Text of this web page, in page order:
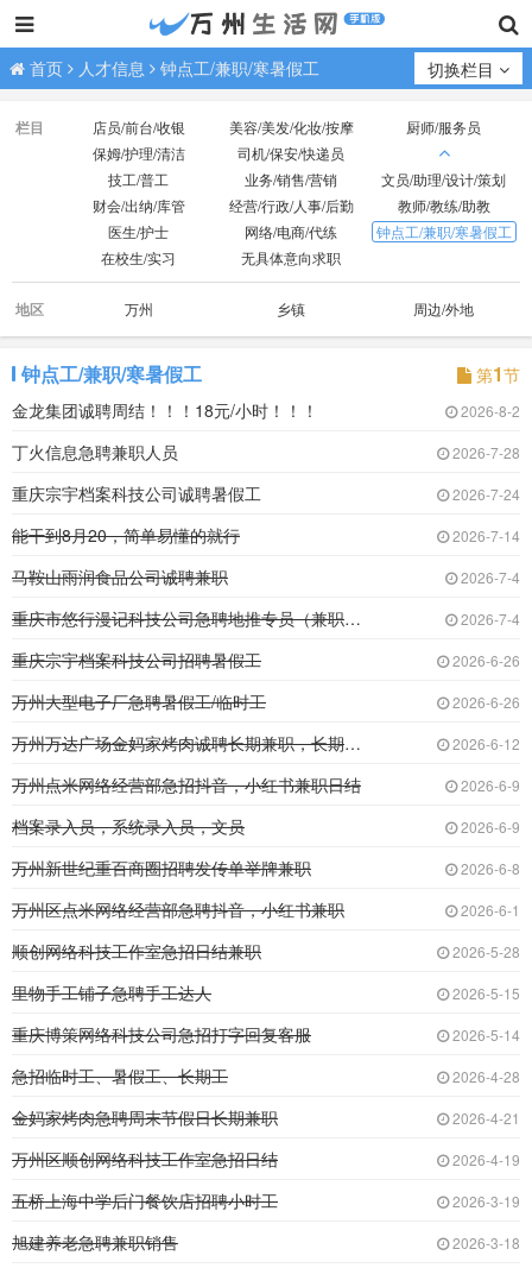
首页 人才信息 钟点工/兼职/寒暑假工 切换栏目
栏目 店员/前台/收银 美容/美发/化妆/按摩
厨师/服务员
保姆/护理/清洁
司机/保安/快递员
技工/普工
业务/销售/营销
文员/助理/设计/策划
财会/出纳/库管
经营/行政/人事/后勤
教师/教练/助教
医生/护士
网络/电商/代练
钟点工/兼职/寒暑假工
在校生/实习
无具体意向求职
地区 万州 乡镇 周边/外地
钟点工/兼职/寒暑假工 第1节
金龙集团诚聘周结！！！18元/小时！！！
2026-8-2
丁火信息急聘兼职人员 2026-7-28
重庆宗宇档案科技公司诚聘暑假工 2026-7-24
能干到8月20，简单易懂的就行 2026-7-14
马鞍山雨润食品公司诚聘兼职 2026-7-4
重庆市悠行漫记科技公司急聘地推专员（兼职暑假 2026-7-4
重庆宗宇档案科技公司招聘暑假工 2026-6-26
万州大型电子厂急聘暑假工/临时工 2026-6-26
万州万达广场金妈家烤肉诚聘长期兼职，长期兼职 2026-6-12
万州点米网络经营部急招抖音，小红书兼职日结 2026-6-9
档案录入员，系统录入员，文员 2026-6-9
万州新世纪重百商圈招聘发传单举牌兼职 2026-6-8
万州区点米网络经营部急聘抖音，小红书兼职 2026-6-1
顺创网络科技工作室急招日结兼职 2026-5-28
里物手工铺子急聘手工达人 2026-5-15
重庆博策网络科技公司急招打字回复客服 2026-5-14
急招临时工、暑假工、长期工 2026-4-28
金妈家烤肉急聘周末节假日长期兼职 2026-4-21
万州区顺创网络科技工作室急招日结 2026-4-19
五桥上海中学后门餐饮店招聘小时工 2026-3-19
旭建养老急聘兼职销售 2026-3-18